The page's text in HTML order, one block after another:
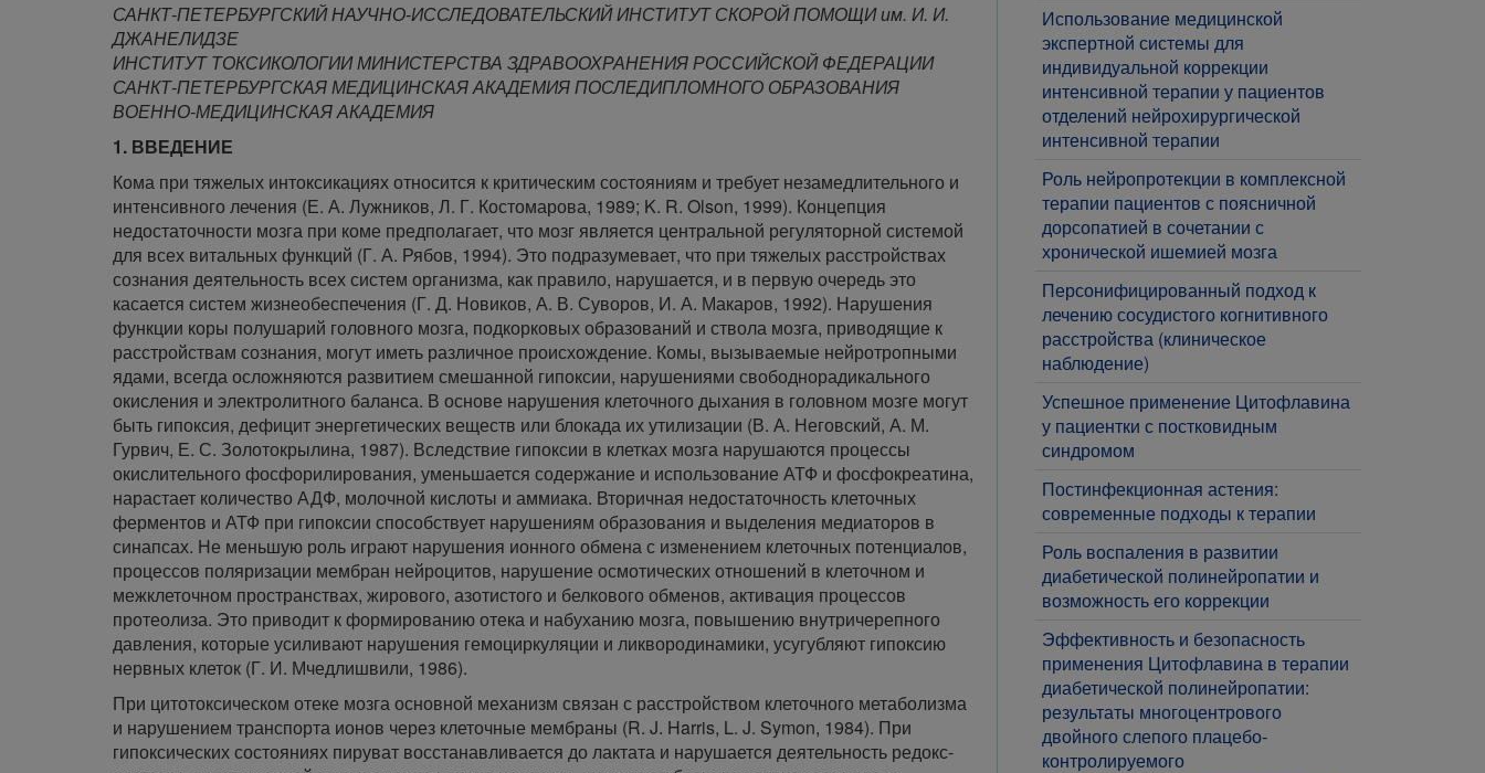
САНКТ-ПЕТЕРБУРГСКИЙ НАУЧНО-ИССЛЕДОВАТЕЛЬСКИЙ ИНСТИТУТ СКОРОЙ ПОМОЩИ им. И. И.
ДЖАНЕЛИДЗЕ
ИНСТИТУТ ТОКСИКОЛОГИИ МИНИСТЕРСТВА ЗДРАВООХРАНЕНИЯ РОССИЙСКОЙ ФЕДЕРАЦИИ
САНКТ-ПЕТЕРБУРГСКАЯ МЕДИЦИНСКАЯ АКАДЕМИЯ ПОСЛЕДИПЛОМНОГО ОБРАЗОВАНИЯ
ВОЕННО-МЕДИЦИНСКАЯ АКАДЕМИЯ
1. ВВЕДЕНИЕ
Кома при тяжелых интоксикациях относится к критическим состояниям и требует незамедлительного и
интенсивного лечения (Е. А. Лужников, Л. Г. Костомарова, 1989; K. R. Olson, 1999). Концепция
недостаточности мозга при коме предполагает, что мозг является центральной регуляторной системой
для всех витальных функций (Г. А. Рябов, 1994). Это подразумевает, что при тяжелых расстройствах
сознания деятельность всех систем организма, как правило, нарушается, и в первую очередь это
касается систем жизнеобеспечения (Г. Д. Новиков, А. В. Суворов, И. А. Макаров, 1992). Нарушения
функции коры полушарий головного мозга, подкорковых образований и ствола мозга, приводящие к
расстройствам сознания, могут иметь различное происхождение. Комы, вызываемые нейротропными
ядами, всегда осложняются развитием смешанной гипоксии, нарушениями свободнорадикального
окисления и электролитного баланса. В основе нарушения клеточного дыхания в головном мозге могут
быть гипоксия, дефицит энергетических веществ или блокада их утилизации (В. А. Неговский, А. М.
Гурвич, Е. С. Золотокрылина, 1987). Вследствие гипоксии в клетках мозга нарушаются процессы
окислительного фосфорилирования, уменьшается содержание и использование АТФ и фосфокреатина,
нарастает количество АДФ, молочной кислоты и аммиака. Вторичная недостаточность клеточных
ферментов и АТФ при гипоксии способствует нарушениям образования и выделения медиаторов в
синапсах. Не меньшую роль играют нарушения ионного обмена с изменением клеточных потенциалов,
процессов поляризации мембран нейроцитов, нарушение осмотических отношений в клеточном и
межклеточном пространствах, жирового, азотистого и белкового обменов, активация процессов
протеолиза. Это приводит к формированию отека и набуханию мозга, повышению внутричерепного
давления, которые усиливают нарушения гемоциркуляции и ликвородинамики, усугубляют гипоксию
нервных клеток (Г. И. Мчедлишвили, 1986).
При цитотоксическом отеке мозга основной механизм связан с расстройством клеточного метаболизма
и нарушением транспорта ионов через клеточные мембраны (R. J. Harris, L. J. Symon, 1984). При
гипоксических состояниях пируват восстанавливается до лактата и нарушается деятельность редокс-
Использование медицинской
экспертной системы для
индивидуальной коррекции
интенсивной терапии у пациентов
отделений нейрохирургической
интенсивной терапии
Роль нейропротекции в комплексной
терапии пациентов с поясничной
дорсопатией в сочетании с
хронической ишемией мозга
Персонифицированный подход к
лечению сосудистого когнитивного
расстройства (клиническое
наблюдение)
​Успешное применение Цитофлавина
у пациентки с постковидным
синдромом
Постинфекционная астения:
современные подходы к терапии
​Роль воспаления в развитии
диабетической полинейропатии и
возможность его коррекции
​Эффективность и безопасность
применения Цитофлавина в терапии
диабетической полинейропатии:
результаты многоцентрового
двойного слепого плацебо-
контролируемого